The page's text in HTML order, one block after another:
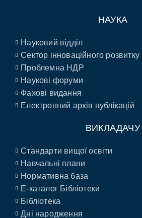
НАУКА
Науковий відділ
Сектор інноваційного розвитку
Проблемна НДР
Наукові форуми
Фахові видання
Електронний архів публікацій
ВИКЛАДАЧУ
Стандарти вищої освіти
Навчальні плани
Нормативна база
E-каталог Бібліотеки
Бібліотека
Дні народження